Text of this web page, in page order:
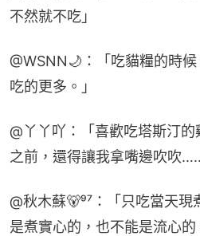
不然就不吃」
@WSNN🌙：「吃貓糧的時
吃的更多。」
@丫丫吖：「喜歡吃塔斯汀
之前，還得讓我拿嘴邊吹吹
@秋木蘇🐻⁹⁷：「只吃當天
是煮實心的，也不能是流心